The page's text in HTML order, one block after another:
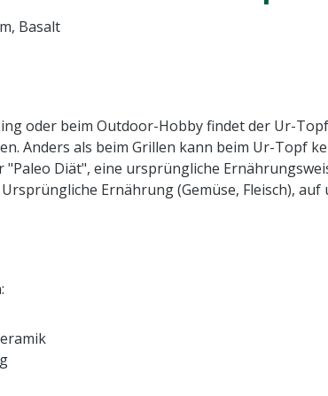
Basalt
oder beim Outdoor-Hobby findet der Ur-
Anders als beim Grillen kann beim Ur-Topf
"Paleo Diät", eine ursprüngliche
Ernährung (Gemüse, Fleisch),